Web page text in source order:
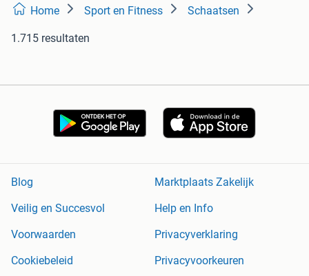
Home Sport en Fitness Schaatsen
1.715 resultaten
Blog
Marktplaats Zakelijk
Veilig en Succesvol
Help en Info
Voorwaarden
Privacyverklaring
Cookiebeleid
Privacyvoorkeuren